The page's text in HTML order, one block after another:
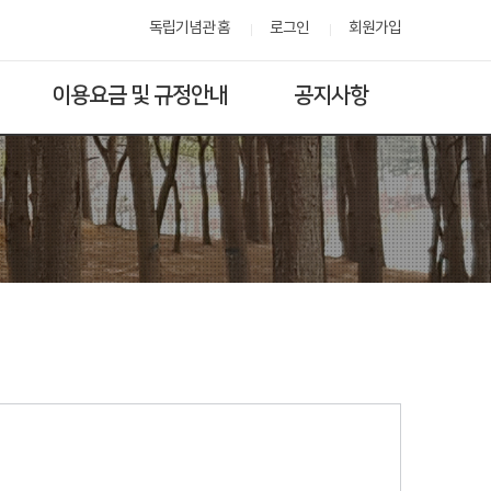
독립기념관 홈 로그인 회원가입
이용요금 및 규정안내 공지사항